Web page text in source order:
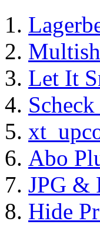
Let It
Abo
JPG &
Hide